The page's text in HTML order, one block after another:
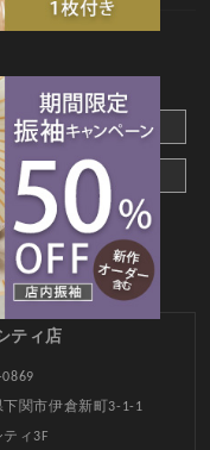
ら
ティ店
下関市伊倉新町3-1-1
ィ3F